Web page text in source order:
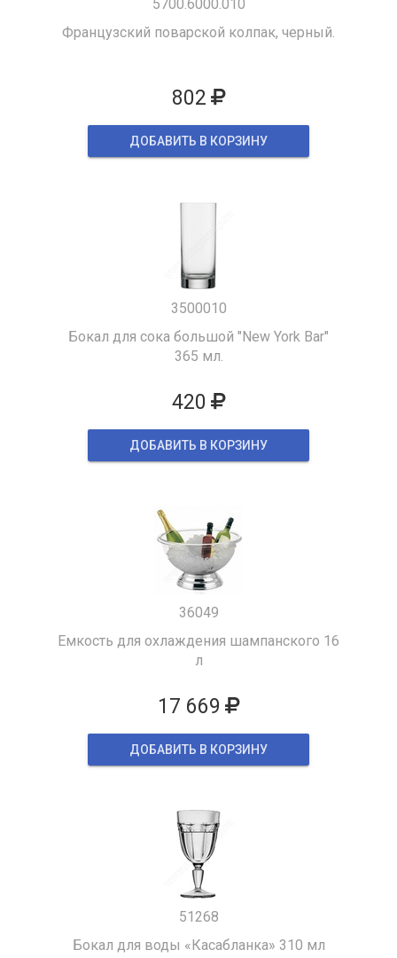
5700.6000.010
Французский поварской колпак, черный.
802
ДОБАВИТЬ В КОРЗИНУ
3500010
Бокал для сока большой "New York Bar"
365 мл.
420
ДОБАВИТЬ В КОРЗИНУ
36049
Емкость для охлаждения шампанского 16
л
17 669
ДОБАВИТЬ В КОРЗИНУ
51268
Бокал для воды «Касабланка» 310 мл